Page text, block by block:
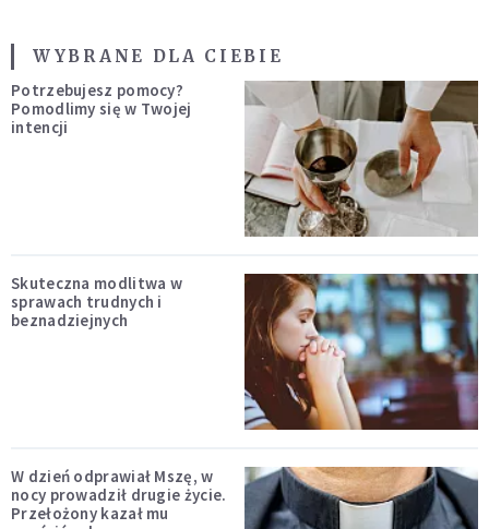
WYBRANE DLA CIEBIE
Potrzebujesz pomocy?
Pomodlimy się w Twojej
intencji
Skuteczna modlitwa w
sprawach trudnych i
beznadziejnych
W dzień odprawiał Mszę, w
nocy prowadził drugie życie.
Przełożony kazał mu